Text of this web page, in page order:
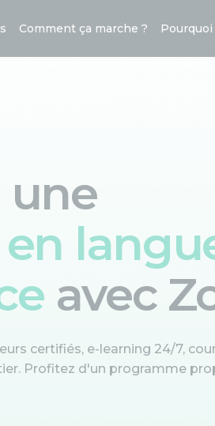
Comment ça marche ?
une
avec
certifiés, e-learning 24/7,
Profitez d'un programme